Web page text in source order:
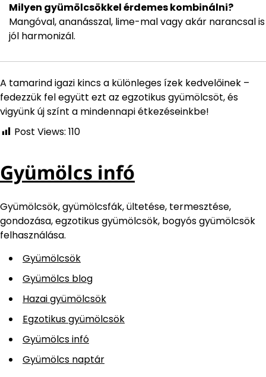
Milyen gyümölcsökkel érdemes kombinálni?
Mangóval, ananásszal, lime-mal vagy akár narancsal is
jól harmonizál.
A tamarind igazi kincs a különleges ízek kedvelőinek –
fedezzük fel együtt ezt az egzotikus gyümölcsöt, és
vigyünk új színt a mindennapi étkezéseinkbe!
Post Views: 110
Gyümölcs infó
Gyümölcsök, gyümölcsfák, ültetése, termesztése,
gondozása, egzotikus gyümölcsök, bogyós gyümölcsök
felhasználása.
Gyümölcsök
Gyümölcs blog
Hazai gyümölcsök
Egzotikus gyümölcsök
Gyümölcs infó
Gyümölcs naptár